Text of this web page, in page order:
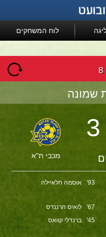
לוח המשחקים
שמונה
מכבי ת"א
93' אוסמה חלאיילה
67'
לואיס הרננדס
45'
ברנדלי קוואס